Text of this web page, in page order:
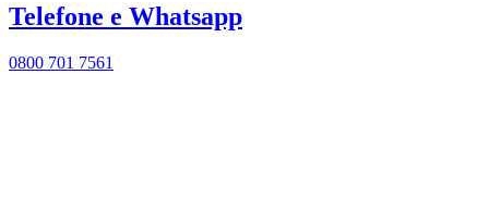
Telefone e Whatsapp
0800 701 7561